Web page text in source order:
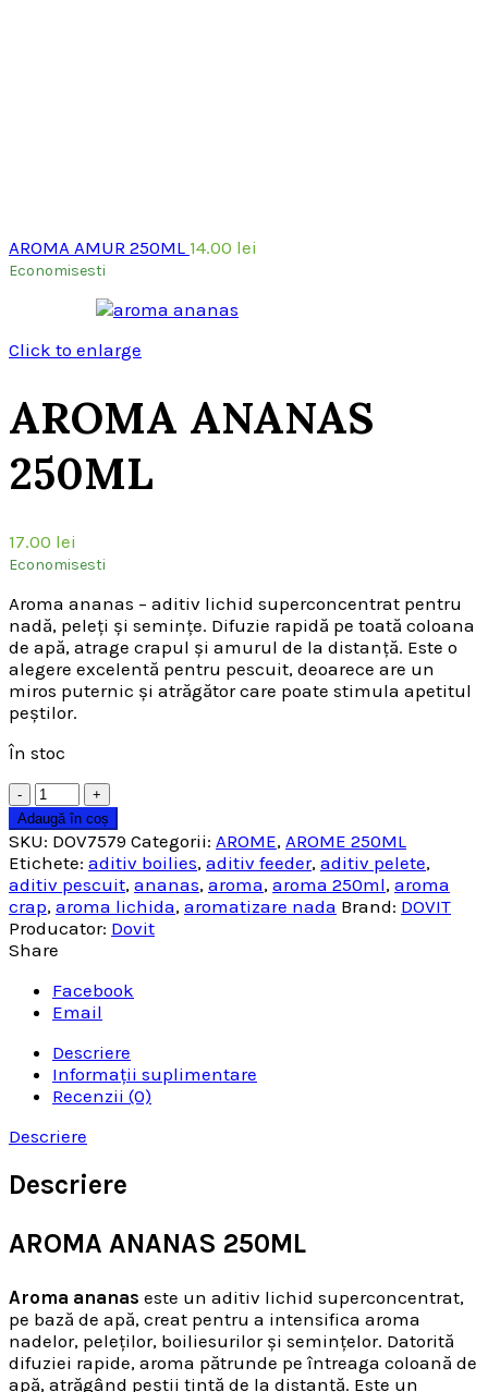
AROMA AMUR 250ML 14.00 lei
Economisesti
Click to enlarge
AROMA ANANAS
250ML
17.00 lei
Economisesti
Aroma ananas – aditiv lichid superconcentrat pentru
nadă, peleți și semințe. Difuzie rapidă pe toată coloana
de apă, atrage crapul și amurul de la distanță. Este o
alegere excelentă pentru pescuit, deoarece are un
miros puternic și atrăgător care poate stimula apetitul
peștilor.
În stoc
Cantitate
Adaugă în coș
SKU: DOV7579 Categorii: AROME, AROME 250ML
Etichete: aditiv boilies, aditiv feeder, aditiv pelete,
aditiv pescuit, ananas, aroma, aroma 250ml, aroma
crap, aroma lichida, aromatizare nada Brand: DOVIT
Producator: Dovit
Share
Facebook
Email
Descriere
Informații suplimentare
Recenzii (0)
Descriere
Descriere
AROMA ANANAS 250ML
Aroma ananas este un aditiv lichid superconcentrat,
pe bază de apă, creat pentru a intensifica aroma
nadelor, peleților, boiliesurilor și semințelor. Datorită
difuziei rapide, aroma pătrunde pe întreaga coloană de
apă, atrăgând peștii țintă de la distanță. Este un